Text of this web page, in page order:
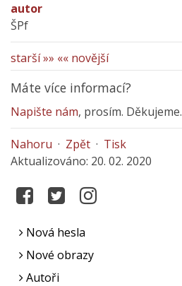
autor
ŠPf
starší »» «« novější
Máte více informací?
Napište nám, prosím. Děkujeme.
Nahoru · Zpět · Tisk
Aktualizováno: 20. 02. 2020
Nová hesla
Nové obrazy
Autoři